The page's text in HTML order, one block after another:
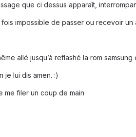
que ci dessus apparaît,
impossible de passer ou recevoir
allé jusqu’à reflashé la rom
je lui dis amen. :)
me filer un coup de main